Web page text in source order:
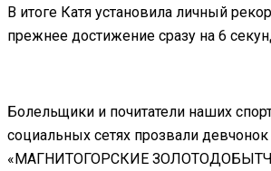
В итоге Катя установила личный
прежнее достижение сразу на 6
Болельщики и почитатели наших
социальных сетях прозвали девчонок
«МАГНИТОГОРСКИЕ